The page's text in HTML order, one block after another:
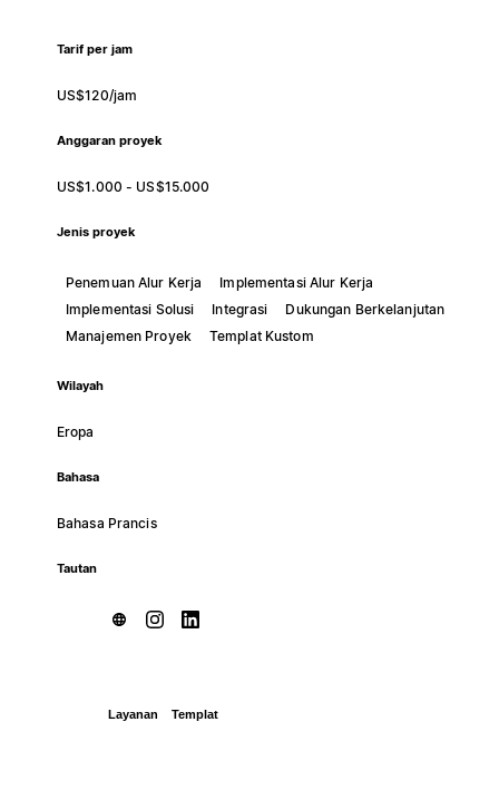
Tarif per jam
US$120/jam
Anggaran proyek
US$1.000 - US$15.000
Jenis proyek
Penemuan Alur Kerja
Implementasi Alur Kerja
Implementasi Solusi
Integrasi
Dukungan Berkelanjutan
Manajemen Proyek
Templat Kustom
Wilayah
Eropa
Bahasa
Bahasa Prancis
Tautan
Layanan Templat